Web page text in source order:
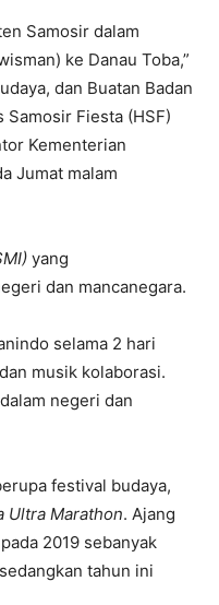
Samosir dalam
ke Danau Toba,”
dan Buatan Badan
Fiesta (HSF)
Kementerian
Jumat malam
yang
dan mancanegara.
selama 2 hari
musik kolaborasi.
negeri dan
festival budaya,
Ultra Marathon. Ajang
2019 sebanyak
tahun ini